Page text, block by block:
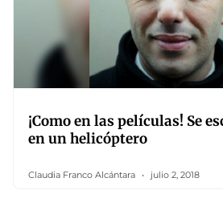
¡Como en las películas! Se
en un helicóptero
Claudia Franco Alcántara julio 2, 2018